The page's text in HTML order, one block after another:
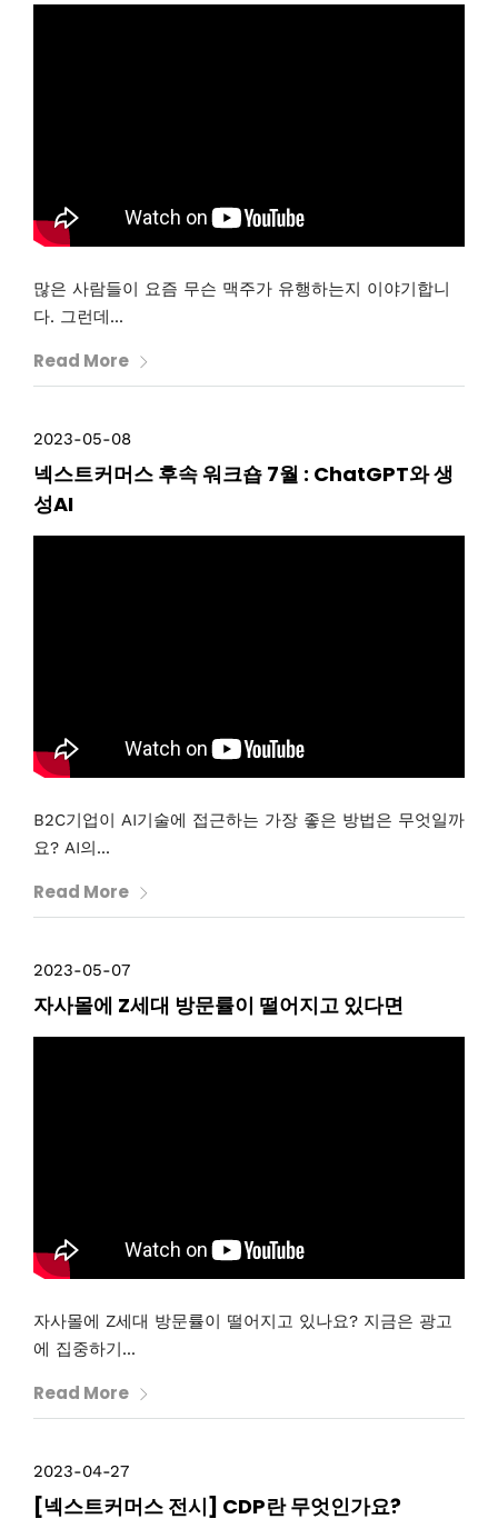
많은 사람들이 요즘 무슨 맥주가 유행하는지 이야기합니
다. 그런데...
Read More
2023-05-08
넥스트커머스 후속 워크숍 7월 : ChatGPT와 생
성AI
B2C기업이 AI기술에 접근하는 가장 좋은 방법은 무엇일까
요? AI의...
Read More
2023-05-07
자사몰에 Z세대 방문률이 떨어지고 있다면
자사몰에 Z세대 방문률이 떨어지고 있나요? 지금은 광고
에 집중하기...
Read More
2023-04-27
[넥스트커머스 전시] CDP란 무엇인가요?